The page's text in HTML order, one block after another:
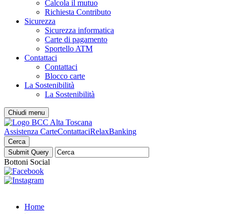
Calcola il mutuo
Richiesta Contributo
Sicurezza
Sicurezza informatica
Carte di pagamento
Sportello ATM
Contattaci
Contattaci
Blocco carte
La Sostenibilità
La Sostenibilità
Chiudi menu
Assistenza CarteContattaciRelaxBanking
Cerca
Bottoni Social
Home